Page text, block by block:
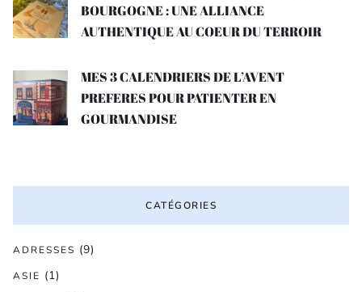
BOURGOGNE : UNE ALLIANCE
AUTHENTIQUE AU COEUR DU TERROIR
MES 3 CALENDRIERS DE L’AVENT
PREFERES POUR PATIENTER EN
GOURMANDISE
CATÉGORIES
ADRESSES (9)
ASIE (1)